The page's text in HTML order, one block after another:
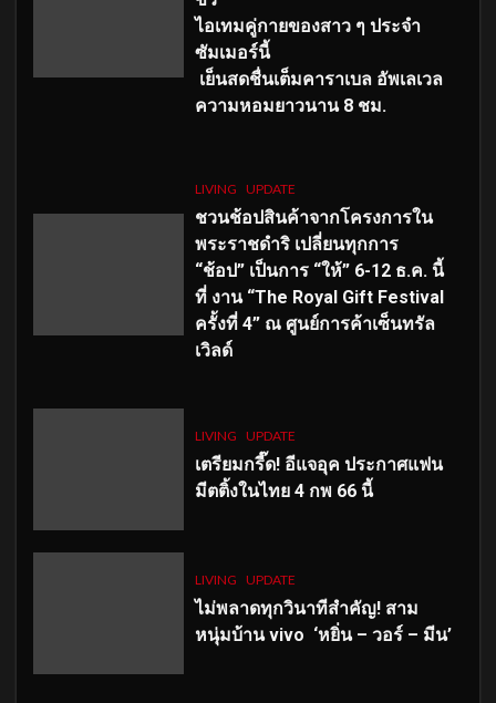
ไอเทมคู่กายของสาว ๆ ประจำ
ซัมเมอร์นี้
เย็นสดชื่นเต็มคาราเบล อัพเลเวล
ความหอมยาวนาน 8 ชม.
LIVING UPDATE
ชวนช้อปสินค้าจากโครงการใน
พระราชดำริ เปลี่ยนทุกการ
“ช้อป” เป็นการ “ให้” 6-12 ธ.ค. นี้
ที่ งาน “The Royal Gift Festival
ครั้งที่ 4” ณ ศูนย์การค้าเซ็นทรัล
เวิลด์
LIVING UPDATE
เตรียมกรี๊ด! อีแจอุค ประกาศแฟน
มีตติ้งในไทย 4 กพ 66 นี้
LIVING UPDATE
ไม่พลาดทุกวินาทีสำคัญ! สาม
หนุ่มบ้าน vivo ‘หยิ่น – วอร์ – มีน’